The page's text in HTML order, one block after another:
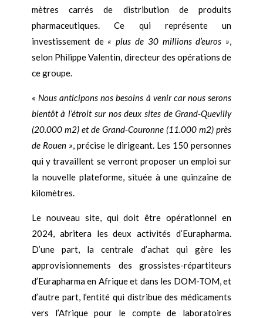
mètres carrés de distribution de produits
pharmaceutiques. Ce qui représente un
investissement de « plus de 30 millions d’euros »,
selon Philippe Valentin, directeur des opérations de
ce groupe.
« Nous anticipons nos besoins à venir car nous serons
bientôt à l’étroit sur nos deux sites de Grand-Quevilly
(20.000 m2) et de Grand-Couronne (11.000 m2) près
de Rouen », précise le dirigeant. Les 150 personnes
qui y travaillent se verront proposer un emploi sur
la nouvelle plateforme, située à une quinzaine de
kilomètres.
Le nouveau site, qui doit être opérationnel en
2024, abritera les deux activités d’Eurapharma.
D’une part, la centrale d’achat qui gère les
approvisionnements des grossistes-répartiteurs
d’Eurapharma en Afrique et dans les DOM-TOM, et
d’autre part, l’entité qui distribue des médicaments
vers l’Afrique pour le compte de laboratoires